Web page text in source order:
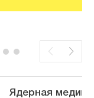
Ядерная